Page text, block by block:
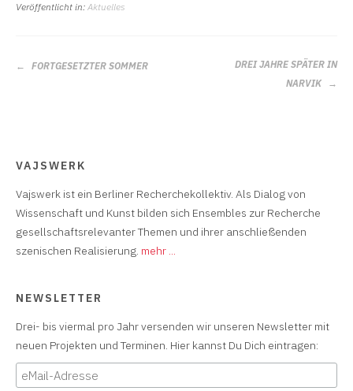
Veröffentlicht in: Aktuelles
BEITRAGS-
FORTGESETZTER SOMMER
DREI JAHRE SPÄTER IN
NARVIK
VAJSWERK
Vajswerk ist ein Berliner Recherchekollektiv. Als Dialog von
Wissenschaft und Kunst bilden sich Ensembles zur Recherche
gesellschaftsrelevanter Themen und ihrer anschließenden
szenischen Realisierung. mehr ...
NEWSLETTER
Drei- bis viermal pro Jahr versenden wir unseren Newsletter mit
neuen Projekten und Terminen. Hier kannst Du Dich eintragen: